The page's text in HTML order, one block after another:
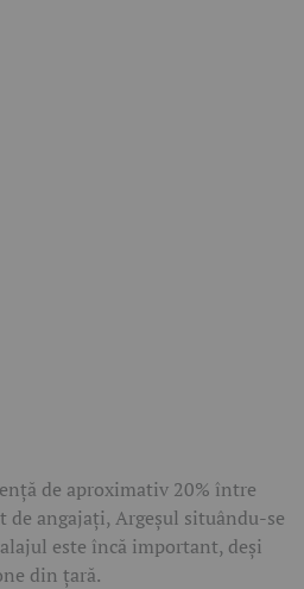
de aproximativ 20% între
de angajați, Argeșul situându-se
este încă important, deși
din țară.